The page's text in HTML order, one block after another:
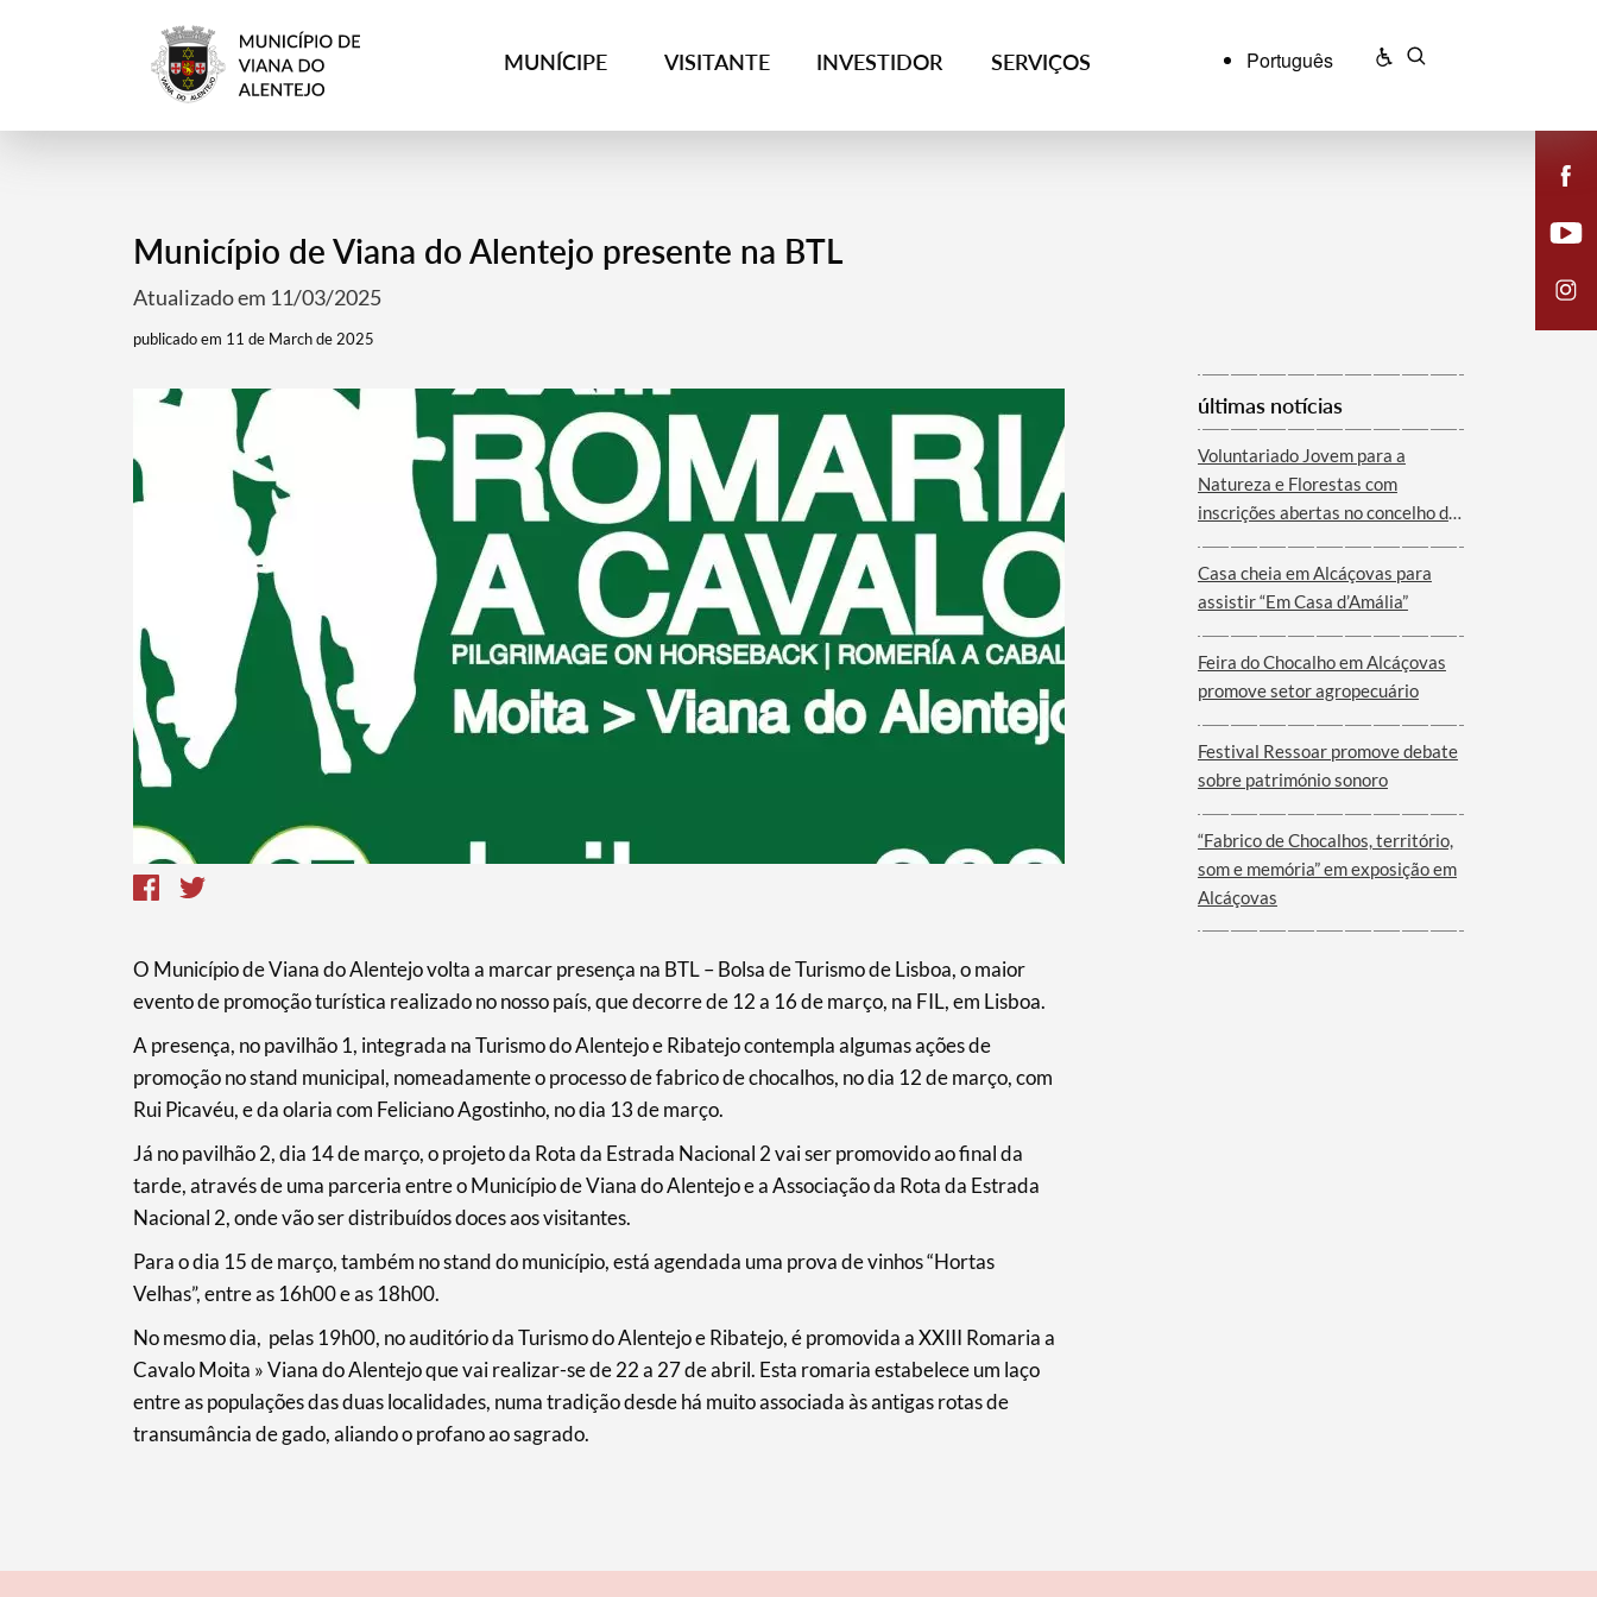
MUNÍCIPE VISITANTE INVESTIDOR SERVIÇOS Português
Termo de Pesquisa
Categorias gerais
Filtros
Município de Viana do Alentejo presente na BTL
Atualizado em 11/03/2025
publicado em 11 de March de 2025
O Município de Viana do Alentejo volta a marcar presença na BTL – Bolsa de Turismo de Lisboa, o maior
evento de promoção turística realizado no nosso país, que decorre de 12 a 16 de março, na FIL, em Lisboa.
A presença, no pavilhão 1, integrada na Turismo do Alentejo e Ribatejo contempla algumas ações de
promoção no stand municipal, nomeadamente o processo de fabrico de chocalhos, no dia 12 de março, com
Rui Picavéu, e da olaria com Feliciano Agostinho, no dia 13 de março.
Já no pavilhão 2, dia 14 de março, o projeto da Rota da Estrada Nacional 2 vai ser promovido ao final da
tarde, através de uma parceria entre o Município de Viana do Alentejo e a Associação da Rota da Estrada
Nacional 2, onde vão ser distribuídos doces aos visitantes.
Para o dia 15 de março, também no stand do município, está agendada uma prova de vinhos “Hortas
Velhas”, entre as 16h00 e as 18h00.
No mesmo dia, pelas 19h00, no auditório da Turismo do Alentejo e Ribatejo, é promovida a XXIII Romaria a
Cavalo Moita » Viana do Alentejo que vai realizar-se de 22 a 27 de abril. Esta romaria estabelece um laço
entre as populações das duas localidades, numa tradição desde há muito associada às antigas rotas de
transumância de gado, aliando o profano ao sagrado.
últimas notícias
Voluntariado Jovem para a
Natureza e Florestas com
inscrições abertas no concelho de
Casa cheia em Alcáçovas para
assistir “Em Casa d’Amália”
Feira do Chocalho em Alcáçovas
promove setor agropecuário
Festival Ressoar promove debate
sobre património sonoro
“Fabrico de Chocalhos, território,
som e memória” em exposição em
Alcáçovas